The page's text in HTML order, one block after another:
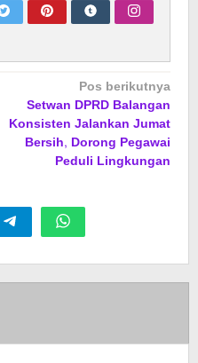
Pos berikutnya
Setwan DPRD Balangan
Konsisten Jalankan Jumat
Bersih, Dorong Pegawai
Peduli Lingkungan